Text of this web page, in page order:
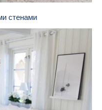
стенами